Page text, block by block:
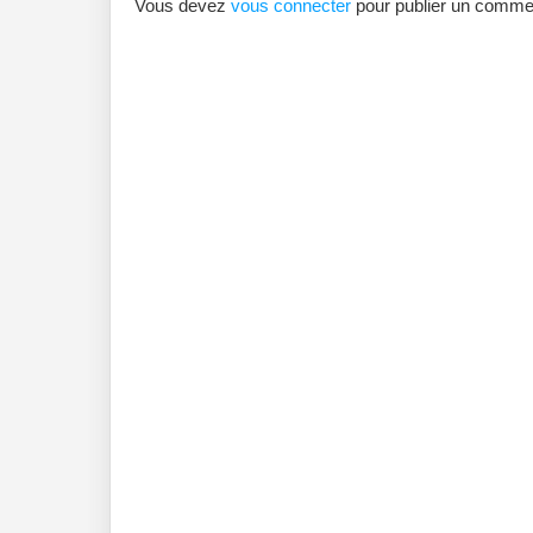
Vous devez vous connecter pour publier un